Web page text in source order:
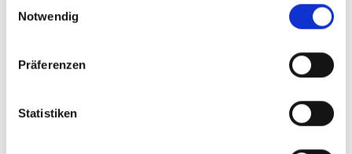
Notwendig
Präferenzen
Statistiken
Beliebteste Beiträge
Karkogel/Abtenau: Svazek freut sich über gemeinsame Lösung